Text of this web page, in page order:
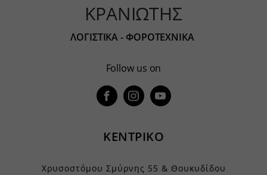
ΚΡΑΝΙΩΤΗΣ
ΛΟΓΙΣΤΙΚΑ - ΦΟΡΟΤΕΧΝΙΚΑ
Follow us on
ΚΕΝΤΡΙΚΟ
Χρυσοστόμου Σμύρνης 55 & Θουκυδίδου